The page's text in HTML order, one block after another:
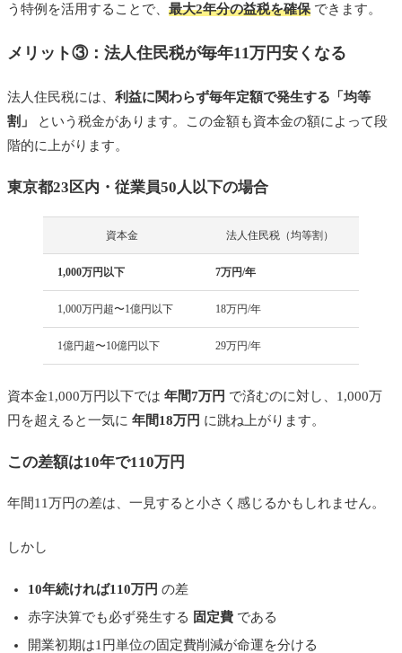
う特例を活用することで、 最大2年分の益税を確保 できます。
メリット③：法人住民税が毎年11万円安くなる
法人住民税には、 利益に関わらず毎年定額で発生する「均等
割」
という税金があります。この金額も資本金の額によって段
階的に上がります。
東京都23区内・従業員50人以下の場合
資本金 法人住民税（均等割）
1,000万円以下 7万円/年
1,000万円超〜1億円以下 18万円/年
1億円超〜10億円以下 29万円/年
資本金1,000万円以下では 年間7万円 で済むのに対し、1,000万
円を超えると一気に 年間18万円 に跳ね上がります。
この差額は10年で110万円
年間11万円の差は、一見すると小さく感じるかもしれません。
しかし
10年続ければ110万円 の差
赤字決算でも必ず発生する 固定費である
開業初期は1円単位の固定費削減が命運を分ける